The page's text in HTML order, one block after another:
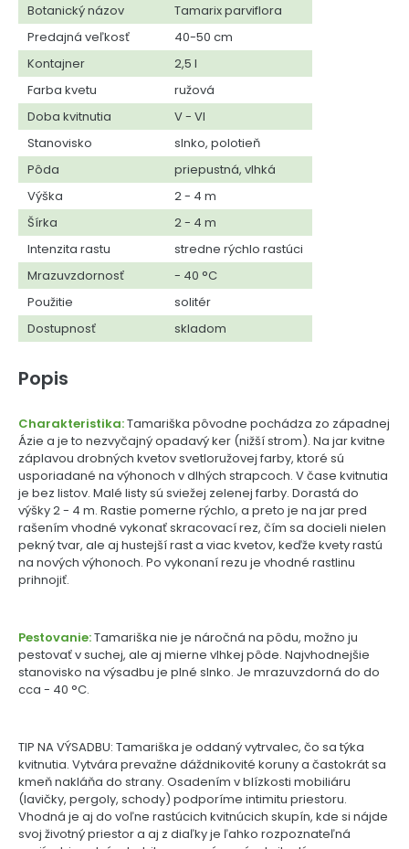
Botanický názov
Tamarix parviflora
Predajná veľkosť
40-50 cm
Kontajner
2,5 l
Farba kvetu
ružová
Doba kvitnutia
V - VI
Stanovisko
slnko, polotieň
Pôda
priepustná, vlhká
Výška
2 - 4 m
Šírka
2 - 4 m
Intenzita rastu
stredne rýchlo rastúci
Mrazuvzdornosť
- 40 °C
Použitie
solitér
Dostupnosť
skladom
Popis
Charakteristika:Tamariška pôvodne pochádza zo západnej
Ázie a je to nezvyčajný opadavý ker (nižší strom). Na jar kvitne
záplavou drobných kvetov svetloružovej farby, ktoré sú
usporiadané na výhonoch v dlhých strapcoch. V čase kvitnutia
je bez listov. Malé listy sú sviežej zelenej farby. Dorastá do
výšky 2 - 4 m. Rastie pomerne rýchlo, a preto je na jar pred
rašením vhodné vykonať skracovací rez, čím sa docieli nielen
pekný tvar, ale aj hustejší rast a viac kvetov, keďže kvety rastú
na nových výhonoch. Po vykonaní rezu je vhodné rastlinu
prihnojiť.
Pestovanie:Tamariška nie je náročná na pôdu, možno ju
pestovať v suchej, ale aj mierne vlhkej pôde. Najvhodnejšie
stanovisko na výsadbu je plné slnko. Je mrazuvzdorná do do
cca - 40 °C.
TIP NA VÝSADBU: Tamariška je oddaný vytrvalec, čo sa týka
kvitnutia. Vytvára prevažne dáždnikovité koruny a častokrát sa
kmeň nakláňa do strany. Osadením v blízkosti mobiliáru
(lavičky, pergoly, schody) podporíme intimitu priestoru.
Vhodná je aj do voľne rastúcich kvitnúcich skupín, kde si nájde
svoj životný priestor a aj z diaľky je ľahko rozpoznateľná